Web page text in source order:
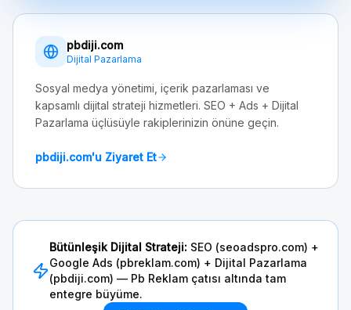
pbdiji.com
Dijital Pazarlama
Sosyal medya yönetimi, içerik pazarlaması ve
kapsamlı dijital strateji hizmetleri. SEO + Ads + Dijital
Pazarlama üçlüsüyle rakiplerinizin önüne geçin.
pbdiji.com'u Ziyaret Et
Bütünleşik Dijital Strateji: SEO (seoadspro.com) +
Google Ads (pbreklam.com) + Dijital Pazarlama
(pbdiji.com) — Pb Reklam çatısı altında tam
entegre büyüme.